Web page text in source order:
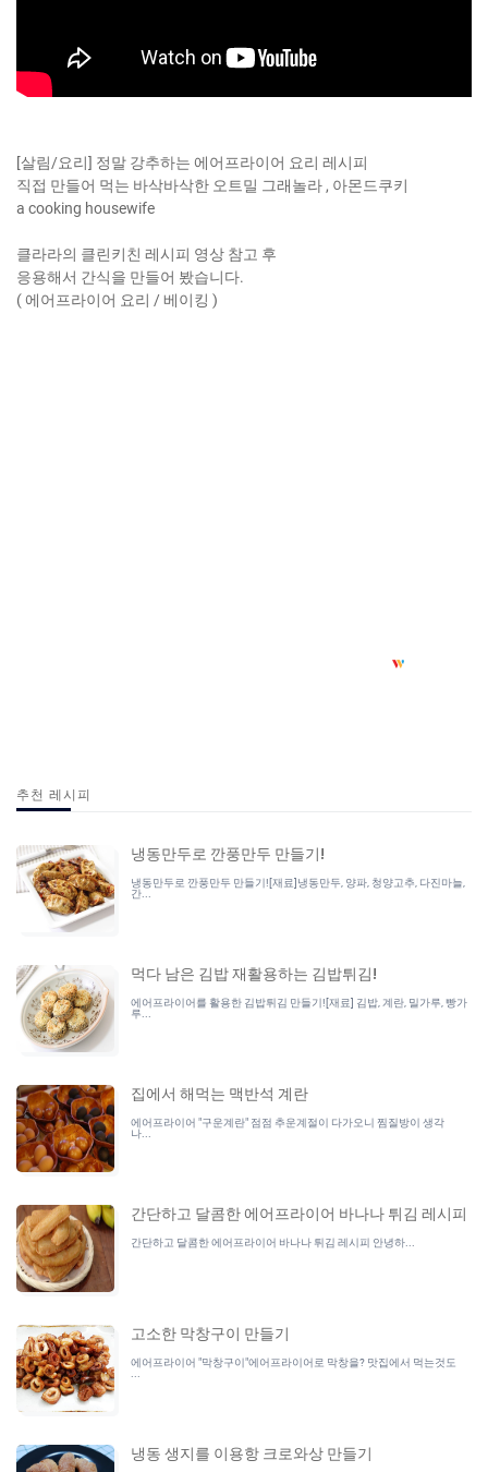
[살림/요리] 정말 강추하는 에어프라이어 요리 레시피
직접 만들어 먹는 바삭바삭한 오트밀 그래놀라 , 아몬드쿠키
a cooking housewife
클라라의 클린키친 레시피 영상 참고 후
응용해서 간식을 만들어 봤습니다.
( 에어프라이어 요리 / 베이킹 )
추천 레시피
냉동만두로 깐풍만두 만들기!
냉동만두로 깐풍만두 만들기![재료]냉동만두, 양파, 청양고추, 다진마늘,
간...
먹다 남은 김밥 재활용하는 김밥튀김!
에어프라이어를 활용한 김밥튀김 만들기![재료] 김밥, 계란, 밀가루, 빵가
루...
집에서 해먹는 맥반석 계란
에어프라이어 "구운계란" 점점 추운계절이 다가오니 찜질방이 생각
나...
간단하고 달콤한 에어프라이어 바나나 튀김 레시피
간단하고 달콤한 에어프라이어 바나나 튀김 레시피 안녕하...
고소한 막창구이 만들기
에어프라이어 "막창구이"에어프라이어로 막창을? 맛집에서 먹는것도
냉동 생지를 이용항 크로와상 만들기